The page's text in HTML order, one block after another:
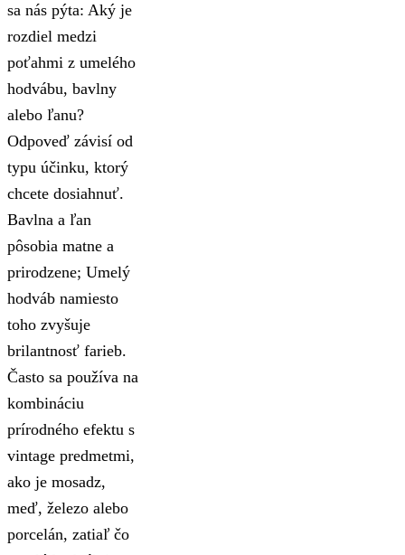
sa nás pýta: Aký je
rozdiel medzi
poťahmi z umelého
hodvábu, bavlny
alebo ľanu?
Odpoveď závisí od
typu účinku, ktorý
chcete dosiahnuť.
Bavlna a ľan
pôsobia matne a
prirodzene; Umelý
hodváb namiesto
toho zvyšuje
brilantnosť farieb.
Často sa používa na
kombináciu
prírodného efektu s
vintage predmetmi,
ako je mosadz,
meď, železo alebo
porcelán, zatiaľ čo